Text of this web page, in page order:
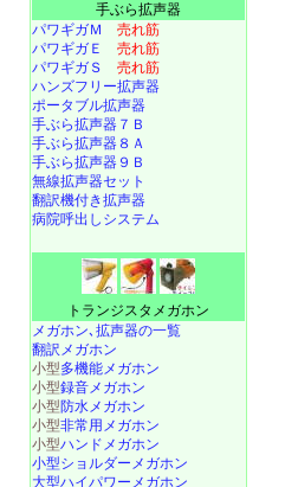
手ぶら拡声器
パワギガＭ 売れ筋
パワギガＥ 売れ筋
パワギガＳ 売れ筋
ハンズフリー拡声器
ポータブル拡声器
手ぶら拡声器７Ｂ
手ぶら拡声器８Ａ
手ぶら拡声器９Ｂ
無線拡声器セット
翻訳機付き拡声器
病院呼出しシステム
トランジスタメガホン
メガホン､拡声器の一覧
翻訳メガホン
小型多機能メガホン
小型録音メガホン
小型防水メガホン
小型非常用メガホン
小型ハンドメガホン
小型ショルダーメガホン
大型ハイパワーメガホン